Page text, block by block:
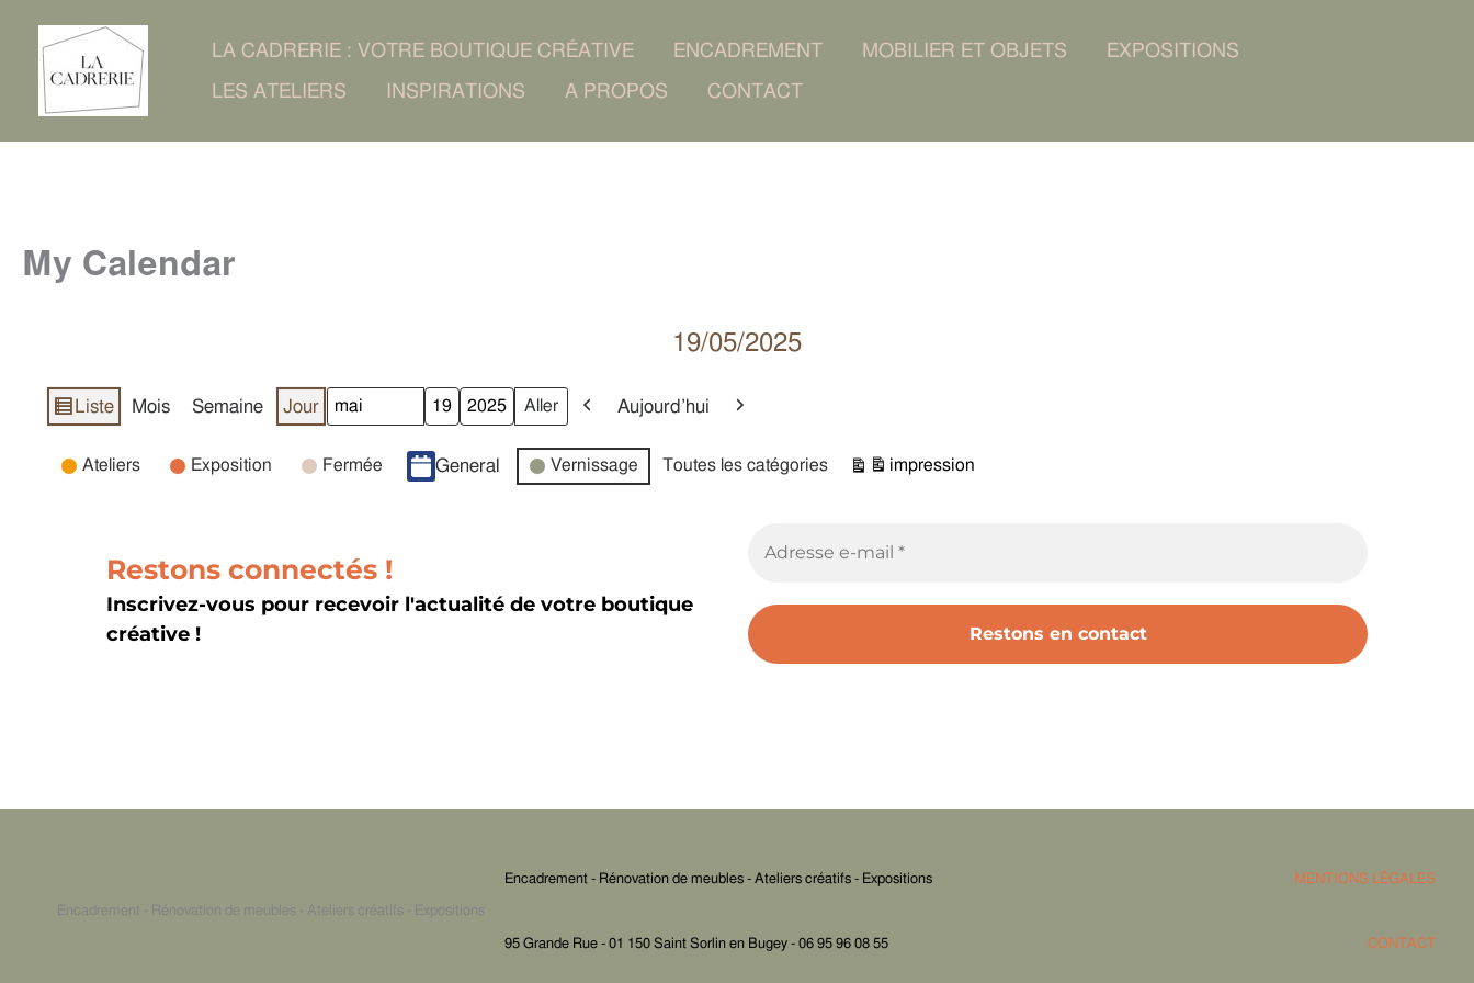
Aller
contenu
LA CADRERIE : VOTRE BOUTIQUE CRÉATIVE ENCADREMENT MOBILIER ET OBJETS EXPOSITIONS
LES ATELIERS INSPIRATIONS A PROPOS CONTACT
My Calendar
19/05/2025
Vue
Liste Mois Semaine Jour
Mois
Jour
Année Précédent
Aujourd’hui
Catégories
Ateliers Exposition Fermée General Vernissage Toutes les catégories
Vue
impression
Restons connectés !
Inscrivez-vous pour recevoir l'actualité de votre boutique
créative !
Encadrement - Rénovation de meubles - Ateliers créatifs - Expositions
Encadrement - Rénovation de meubles - Ateliers créatifs - Expositions
95 Grande Rue - 01 150 Saint Sorlin en Bugey - 06 95 96 08 55
MENTIONS LÉGALES
CONTACT